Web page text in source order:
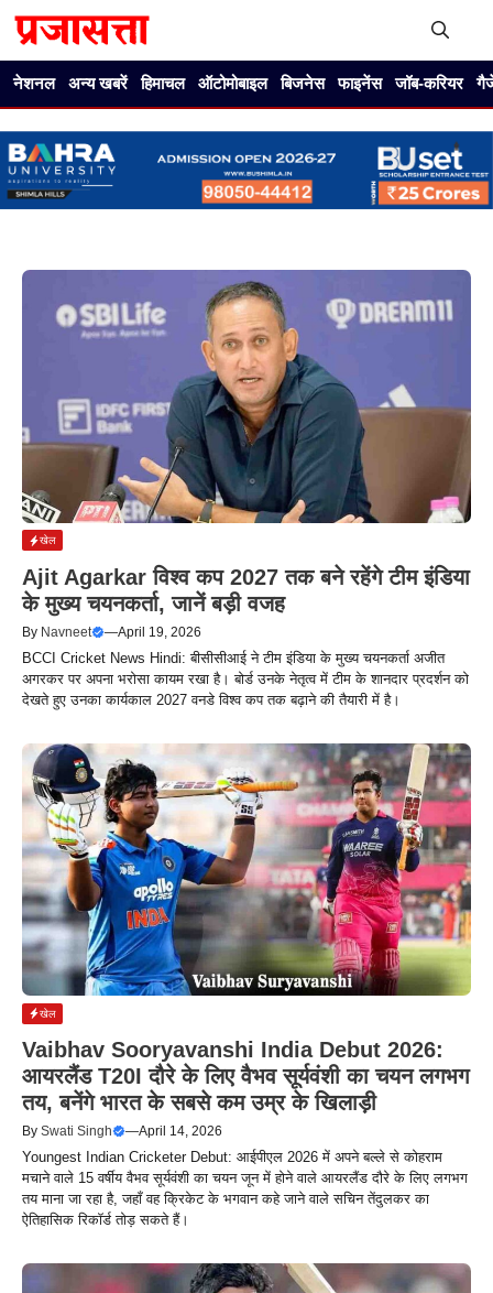
नेशनल अन्य खबरें हिमाचल ऑटोमोबाइल बिजनेस फाइनेंस जॉब-करियर
खेल
Ajit Agarkar विश्व कप 2027 तक बने रहेंगे टीम इंडिया
के मुख्य चयनकर्ता, जानें बड़ी वजह
By Navneet —April 19, 2026
BCCI Cricket News Hindi: बीसीसीआई ने टीम इंडिया के मुख्य चयनकर्ता अजीत
अगरकर पर अपना भरोसा कायम रखा है। बोर्ड उनके नेतृत्व में टीम के शानदार प्रदर्शन को
देखते हुए उनका कार्यकाल 2027 वनडे विश्व कप तक बढ़ाने की तैयारी में है।
खेल
Vaibhav Sooryavanshi India Debut 2026:
आयरलैंड T20I दौरे के लिए वैभव सूर्यवंशी का चयन लगभग
तय, बनेंगे भारत के सबसे कम उम्र के खिलाड़ी
By Swati Singh —April 14, 2026
Youngest Indian Cricketer Debut: आईपीएल 2026 में अपने बल्ले से कोहराम
मचाने वाले 15 वर्षीय वैभव सूर्यवंशी का चयन जून में होने वाले आयरलैंड दौरे के लिए लगभग
तय माना जा रहा है, जहाँ वह क्रिकेट के भगवान कहे जाने वाले सचिन तेंदुलकर का
ऐतिहासिक रिकॉर्ड तोड़ सकते हैं।